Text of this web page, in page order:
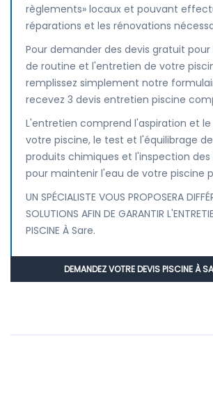
règlements» locaux et pouvant
réparations et les rénovations
Pour demander des devis gratuit
de routine et l'entretien de votre
remplissez simplement notre
recevez 3 devis entretien piscine
L'entretien comprend l'aspiration et
votre piscine, le test et l'équilibrage
produits chimiques et l'inspection
pour maintenir l'eau de votre piscine
UN SPÉCIALISTE VOUS PROPOSERA
SOLUTIONS AFIN DE GARANTIR
PISCINE À Sare.
DEMANDEZ VOTRE DEVIS PISCINE À